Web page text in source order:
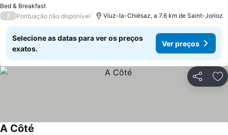
Bed & Breakfast
/ Pontuação não disponível Viuz-la-Chiésaz, a 7.6 km de Saint-Jorioz
Selecione as datas para ver os preços
exatos.
Ver preços
Partilhar
A Côté